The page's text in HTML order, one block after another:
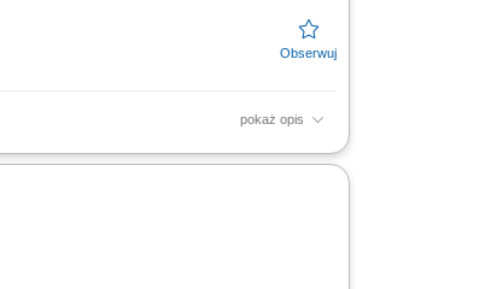
pokaż opis
w celu zapewnienia